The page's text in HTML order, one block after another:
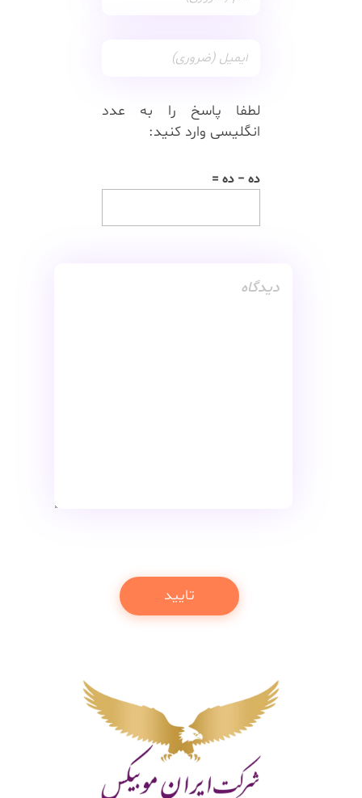
لطفا پاسخ را به عدد
انگلیسی وارد کنید:
ده − ده =